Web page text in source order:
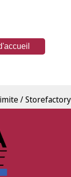
/ Storefactory